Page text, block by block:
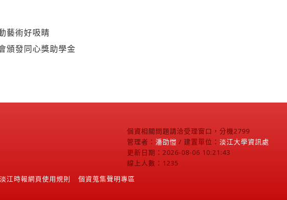
藝術好吸睛
頒發同心獎助學金
個資相關問題請洽受理窗口，分機2799
管理者： 潘劭愷 / 建置單位： 淡江大學資訊處
更新日期：2026-08-06 10:21:43
線上人數：1235
淡江時報網頁使用規則 個資蒐集聲明專區